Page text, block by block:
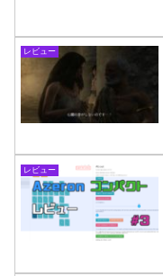
レビュー
レビュー